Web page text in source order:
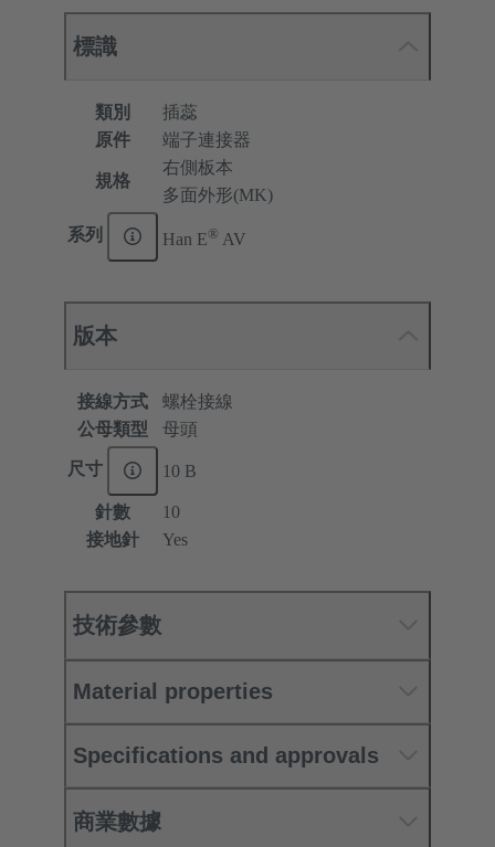
標識
類別
插蕊
原件
端子連接器
規格
右側板本
多面外形(MK)
系列 Han E® AV
版本
接線方式
螺栓接線
公母類型
母頭
尺寸 10 B
針數
10
接地針
Yes
技術參數
Material properties
Specifications and approvals
商業數據